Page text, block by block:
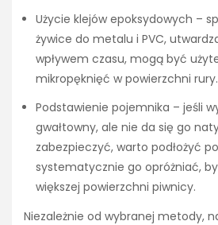
Użycie klejów epoksydowych –
żywice do metalu i PVC,
wpływem czasu, mogą być
mikropęknięć w powierzchni rury.
Podstawienie pojemnika – jeśli
gwałtowny, ale nie da się go
zabezpieczyć, warto podłożyć
systematycznie go opróżniać,
większej powierzchni piwnicy.
Niezależnie od wybranej metody,